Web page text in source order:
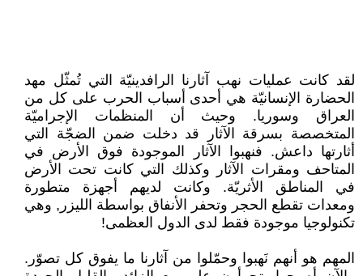
لقد كانت عمليات نهب آثارنا الرافدينيّة التي تُمثّل مهد
الحضارة الإنسانيّة هي أحدى أسباب الحرب على كل من
العراق وسوريا. وحيث أن المنظمات الإجراميّة
المتخصصة بسرقة الآثار قد دخلت ضمن الضجّة التي
أثارتها داعش. فنهبوا الآثار الموجودة فوق الأرض في
المتاحف ومقرات الآثار وكذلك التي كانت تحت الأرض
في المناطق الأثريّة. وكانت لديهم أجهزة متطورة
ومعدات تقطع الحجر وتحفر الأنفاق بواسطة الليزر, وهي
تكنولوجيا موجودة فقط لدى الدول العظمى!
المهم هو أنهم نَهبوا وحمّلوا من آثارنا ما يفوق كل تصوّر.